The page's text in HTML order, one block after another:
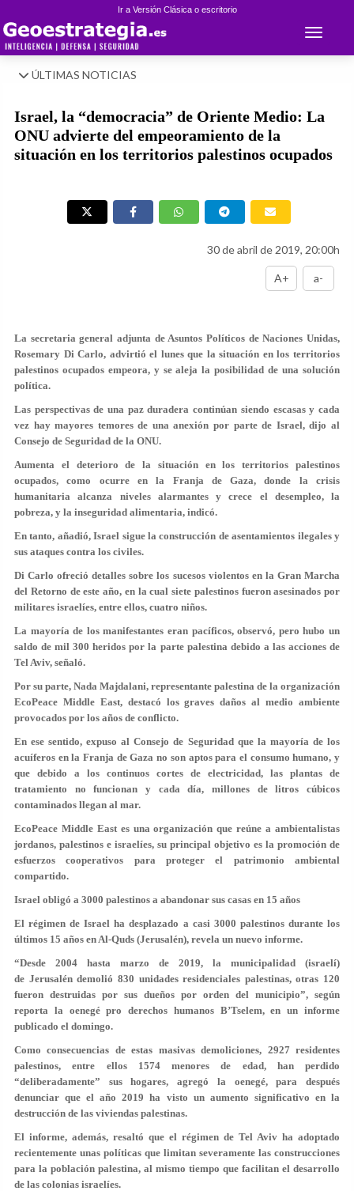
Ir a Versión Clásica o escritorio
Toggle
ÚLTIMAS NOTICIAS
Israel, la “democracia” de Oriente Medio: La
ONU advierte del empeoramiento de la
situación en los territorios palestinos ocupados
30 de abril de 2019, 20:00h
A+ a-
La secretaria general adjunta de Asuntos Políticos de Naciones Unidas,
Rosemary Di Carlo, advirtió el lunes que la situación en los territorios
palestinos ocupados empeora, y se aleja la posibilidad de una solución
política.
Las perspectivas de una paz duradera continúan siendo escasas y cada
vez hay mayores temores de una anexión por parte de Israel, dijo al
Consejo de Seguridad de la ONU.
Aumenta el deterioro de la situación en los territorios palestinos
ocupados, como ocurre en la Franja de Gaza, donde la crisis
humanitaria alcanza niveles alarmantes y crece el desempleo, la
pobreza, y la inseguridad alimentaria, indicó.
En tanto, añadió, Israel sigue la construcción de asentamientos ilegales y
sus ataques contra los civiles.
Di Carlo ofreció detalles sobre los sucesos violentos en la Gran Marcha
del Retorno de este año, en la cual siete palestinos fueron asesinados por
militares israelíes, entre ellos, cuatro niños.
La mayoría de los manifestantes eran pacíficos, observó, pero hubo un
saldo de mil 300 heridos por la parte palestina debido a las acciones de
Tel Aviv, señaló.
Por su parte, Nada Majdalani, representante palestina de la organización
EcoPeace Middle East, destacó los graves daños al medio ambiente
provocados por los años de conflicto.
En ese sentido, expuso al Consejo de Seguridad que la mayoría de los
acuíferos en la Franja de Gaza no son aptos para el consumo humano, y
que debido a los continuos cortes de electricidad, las plantas de
tratamiento no funcionan y cada día, millones de litros cúbicos
contaminados llegan al mar.
EcoPeace Middle East es una organización que reúne a ambientalistas
jordanos, palestinos e israelíes, su principal objetivo es la promoción de
esfuerzos cooperativos para proteger el patrimonio ambiental
compartido.
Israel obligó a 3000 palestinos a abandonar sus casas en 15 años
El régimen de Israel ha desplazado a casi 3000 palestinos durante los
últimos 15 años en Al-Quds (Jerusalén), revela un nuevo informe.
“Desde 2004 hasta marzo de 2019, la municipalidad (israelí)
de Jerusalén demolió 830 unidades residenciales palestinas, otras 120
fueron destruidas por sus dueños por orden del municipio”, según
reporta la oenegé pro derechos humanos B’Tselem, en un informe
publicado el domingo.
Como consecuencias de estas masivas demoliciones, 2927 residentes
palestinos, entre ellos 1574 menores de edad, han perdido
“deliberadamente” sus hogares, agregó la oenegé, para después
denunciar que el año 2019 ha visto un aumento significativo en la
destrucción de las viviendas palestinas.
El informe, además, resaltó que el régimen de Tel Aviv ha adoptado
recientemente unas políticas que limitan severamente las construcciones
para la población palestina, al mismo tiempo que facilitan el desarrollo
de las colonias israelíes.